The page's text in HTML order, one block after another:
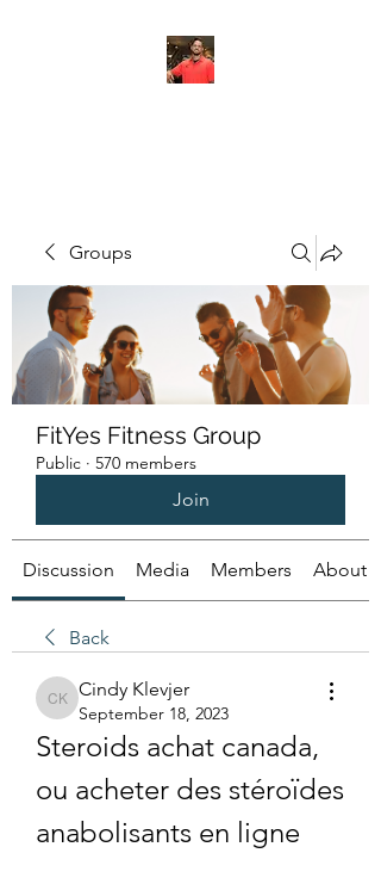
Groups
FitYes Fitness Group
Public · 570 members
Join
Discussion Media Members About
Back
Cindy Klevjer
Cindy Klevjer
September 18, 2023
Steroids achat canada,
ou acheter des stéroïdes
anabolisants en ligne